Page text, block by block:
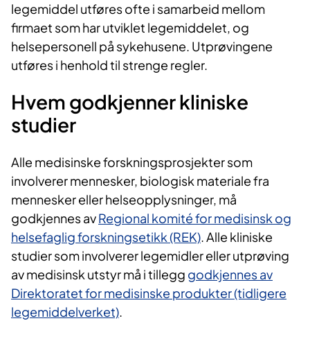
legemiddel utføres ofte i samarbeid mellom
firmaet som har utviklet legemiddelet, og
helsepersonell på sykehusene. Utprøvingene
utføres i henhold til strenge regler.
Hvem godkjenner kliniske
studier
Alle medisinske forskningsprosjekter som
involverer mennesker, biologisk materiale fra
mennesker eller helseopplysninger, må
godkjennes avRegional komité for medisinsk og
helsefaglig forskningsetikk (REK) . Alle kliniske
studier som involverer legemidler eller utprøving
av medisinsk utstyr må i tillegg godkjennes av
Direktoratet for medisinske produkter (tidligere
legemiddelverket)